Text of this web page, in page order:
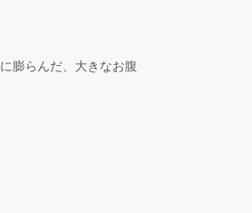
膨らんだ、大きなお腹